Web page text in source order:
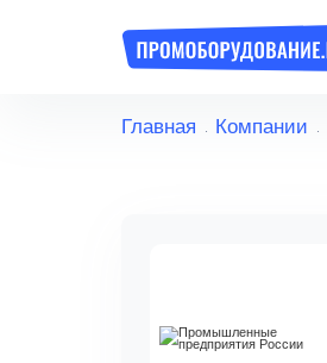
Главная Компании